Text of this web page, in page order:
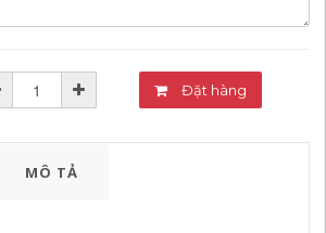
Đặt hàng
MÔ TẢ